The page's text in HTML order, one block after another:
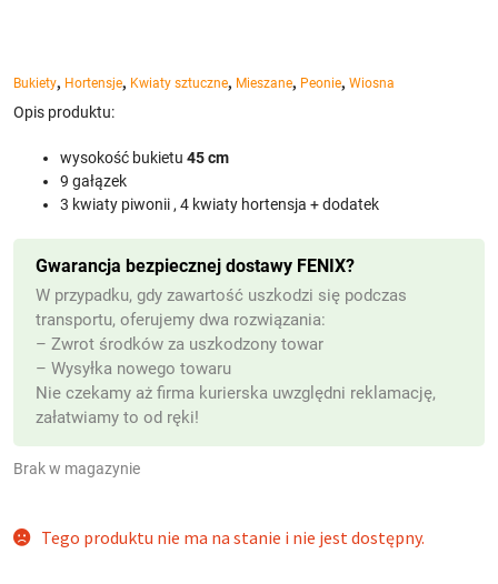
Bukiety, Hortensje, Kwiaty sztuczne, Mieszane, Peonie, Wiosna
Opis produktu:
wysokość bukietu 45 cm
9 gałązek
3 kwiaty piwonii , 4 kwiaty hortensja + dodatek
Brak w magazynie
Gwarancja bezpiecznej dostawy FENIX?
W przypadku, gdy zawartość uszkodzi się podczas
transportu, oferujemy dwa rozwiązania:
– Zwrot środków za uszkodzony towar
– Wysyłka nowego towaru
Nie czekamy aż firma kurierska uwzględni reklamację,
załatwiamy to od ręki!
Tego produktu nie ma na stanie i nie jest dostępny.